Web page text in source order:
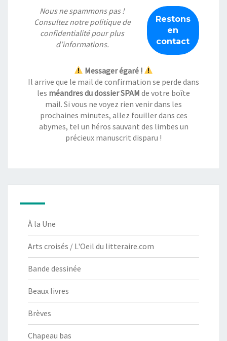
Nous ne spammons pas !
Consultez notrepolitique de
confidentialitépour plus
d’informations.
Messager égaré !
Il arrive que le mail de confirmation se perde dans
les méandres du dossier SPAM de votre boîte
mail. Si vous ne voyez rien venir dans les
prochaines minutes, allez fouiller dans ces
abymes, tel un héros sauvant des limbes un
précieux manuscrit disparu !
À la Une
Arts croisés / L'Oeil du litteraire.com
Bande dessinée
Beaux livres
Brèves
Chapeau bas